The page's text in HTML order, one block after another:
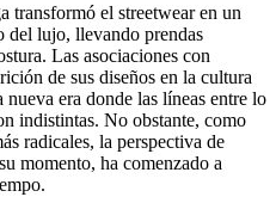
transformó el streetwear en un
del lujo, llevando prendas
Las asociaciones con
de sus diseños en la cultura
era donde las líneas entre lo
indistintas. No obstante, como
radicales, la perspectiva de
momento, ha comenzado a